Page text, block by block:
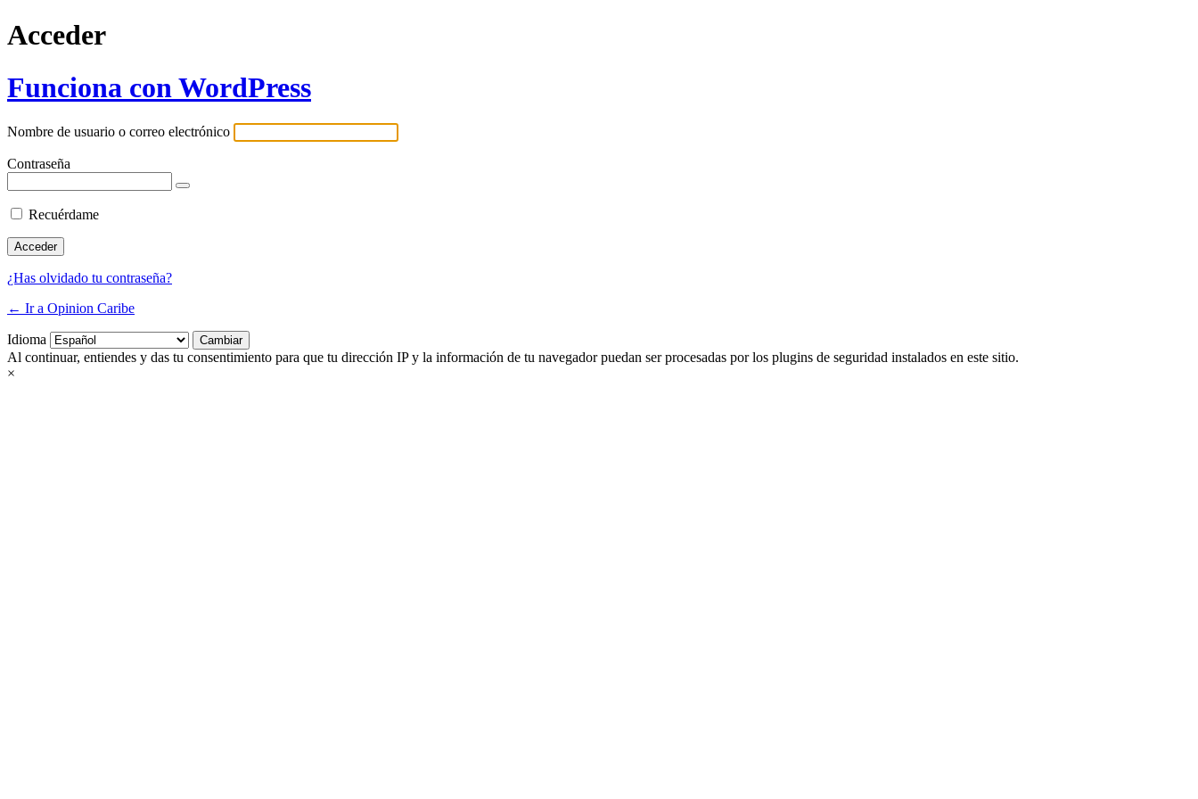
Acceder
Funciona con WordPress
Nombre de usuario o correo electrónico
Contraseña
Recuérdame
¿Has olvidado tu contraseña?
← Ir a Opinion Caribe
Idioma
Al continuar, entiendes y das tu consentimiento para que tu dirección IP y la información de tu navegador puedan ser procesadas por los plugins de seguridad instalados en este sitio.
×